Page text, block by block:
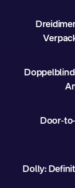
Door-
Dolly: